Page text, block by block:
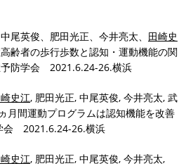
尾英俊、肥田光正、今井亮太、 田崎史
齢者の歩行歩数と認知・運動機能の関
防学会 2021.6.24-26.横浜
史江, 肥田光正, 中尾英俊, 今井亮太, 武
月間運動プログラムは認知機能を改善
会 2021.6.24-26.横浜
史江, 肥田光正, 中尾英俊, 今井亮太,